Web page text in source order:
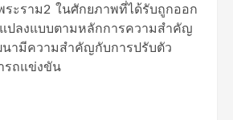
ระราม2 ในศักยภาพที่ได้รับถูกออก
แปลงแบบตามหลักการความสำคัญ
ามีความสำคัญกับการปรับตัว
รถแข่งขัน